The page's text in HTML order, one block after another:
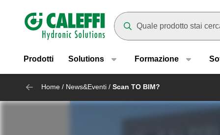
Header main navigation
Prodotti Solutions Formazione
Home / News&Eventi / Scan TO BIM?